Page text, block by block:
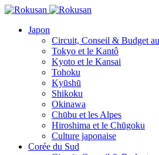
Japon
Circuit, Conseil & Budget
Tokyo et le Kantô
Kyoto et le Kansai
Tohoku
Kyūshū
Shikoku
Okinawa
Chūbu et les Alpes
Hiroshima et le Chūgoku
Culture japonaise
Corée du Sud